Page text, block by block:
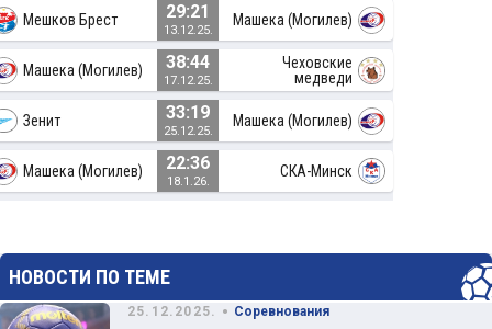
Мешков Брест 29:21
13.12.25.
Машека (Могилев)
Машека (Могилев) 38:44
17.12.25.
Чеховские
медведи
Зенит 33:19
25.12.25.
Машека (Могилев)
Машека (Могилев) 22:36
18.1.26.
СКА-Минск
НОВОСТИ ПО ТЕМЕ
25.12.2025. • Соревнования